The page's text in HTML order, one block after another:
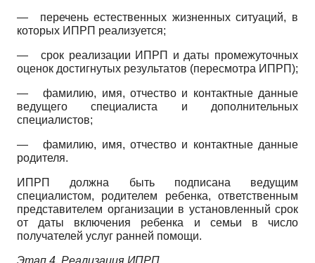
—
перечень естественных жизненных ситуаций, в
которых ИПРП реализуется;
—
срок реализации ИПРП и даты промежуточных
оценок достигнутых результатов (пересмотра ИПРП);
—
фамилию, имя, отчество и контактные данные
ведущего специалиста и дополнительных
специалистов;
—
фамилию, имя, отчество и контактные данные
родителя.
ИПРП должна быть подписана ведущим
специалистом, родителем ребенка, ответственным
представителем организации в установленный срок
от даты включения ребенка и семьи в число
получателей услуг ранней помощи.